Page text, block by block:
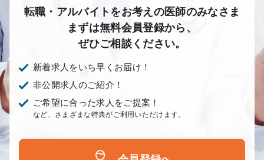
転職・アルバイトをお考えの医師のみなさま
まずは無料会員登録から、
ぜひご相談ください。
新着求人をいち早くお届け！
非公開求人のご紹介！
ご希望に合った求人をご提案！
など、さまざまな特典がご利用いただけます。